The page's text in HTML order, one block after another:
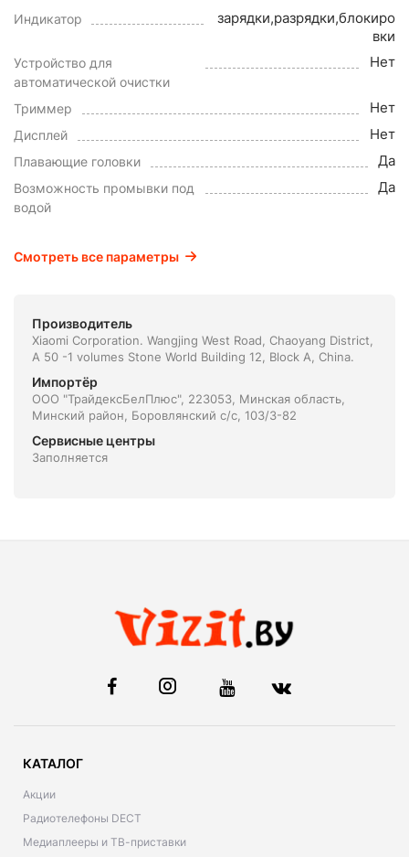
Индикатор
зарядки,разрядки,блокиро
вки
Устройство для
автоматической очистки
Нет
Триммер Нет
Дисплей Нет
Плавающие головки Да
Возможность промывки под
водой
Да
Смотреть все параметры
Производитель
Xiaomi Corporation. Wangjing West Road, Chaoyang District,
A 50 -1 volumes Stone World Building 12, Block A, China.
Импортёр
ООО "ТрайдексБелПлюс", 223053, Минская область,
Минский район, Боровлянский с/с, 103/3-82
Сервисные центры
Заполняется
КАТАЛОГ
Акции
Радиотелефоны DECT
Медиаплееры и ТВ-приставки